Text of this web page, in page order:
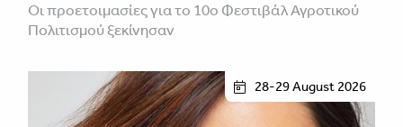
Οι προετοιμασίες για το 10ο Φεστιβάλ Αγροτικού
Πολιτισμού ξεκίνησαν
28-29 August 2026